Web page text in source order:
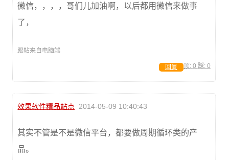
微信，，，，哥们儿加油啊，以后都用微信来做事
了，
跟帖来自电脑端
顶: 0 踩: 0
回复
效果软件精品站点 2014-05-09 10:40:43
其实不管是不是微信平台，都要做周期循环类的产
品。